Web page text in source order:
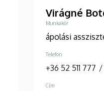
Virágné
Munkakör
ápolási
Telefon
+36 52 511 777 /
Cím